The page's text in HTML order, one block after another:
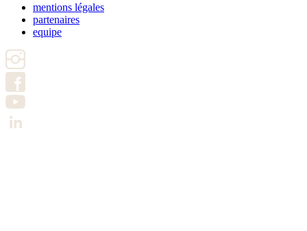
Pied
page
mentions légales
partenaires
equipe